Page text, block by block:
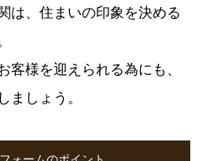
は、住まいの印象を決める
客様を迎えられる為にも、
ましょう。